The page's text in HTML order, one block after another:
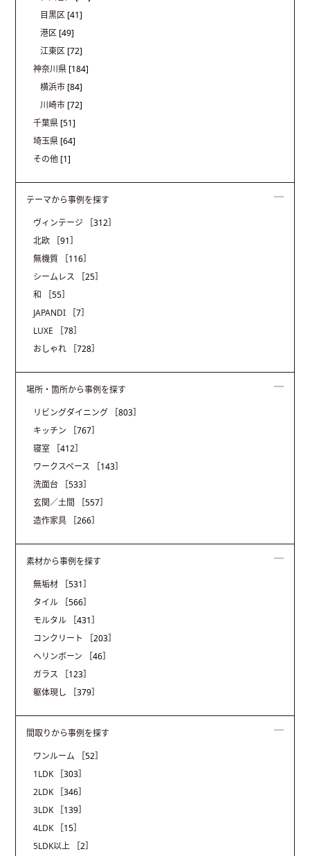
目黒区 [41]
港区 [49]
江東区 [72]
神奈川県 [184]
横浜市 [84]
川崎市 [72]
千葉県 [51]
埼玉県 [64]
その他 [1]
テーマから事例を探す
ヴィンテージ
［312］
北欧
［91］
無機質
［116］
シームレス
［25］
和
［55］
JAPANDI
［7］
LUXE
［78］
おしゃれ
［728］
場所・箇所から事例を探す
リビングダイニング
［803］
キッチン
［767］
寝室
［412］
ワークスペース
［143］
洗面台
［533］
玄関／土間
［557］
造作家具
［266］
素材から事例を探す
無垢材
［531］
タイル
［566］
モルタル
［431］
コンクリート
［203］
ヘリンボーン
［46］
ガラス
［123］
躯体現し
［379］
間取りから事例を探す
ワンルーム
［52］
1LDK
［303］
2LDK
［346］
3LDK
［139］
4LDK
［15］
5LDK以上
［2］